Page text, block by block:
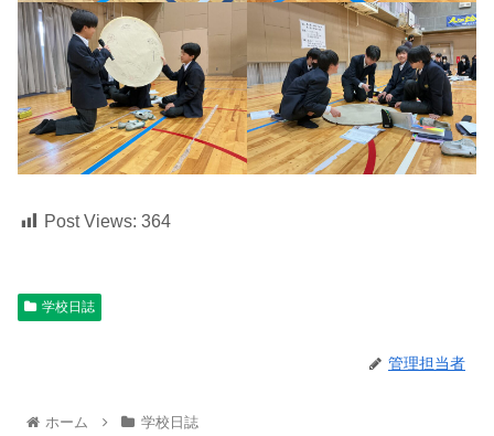
Post Views: 364
学校日誌
管理担当者
ホーム 学校日誌